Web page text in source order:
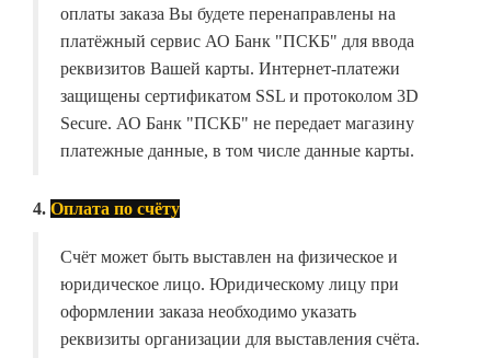
оплаты заказа Вы будете перенаправлены на
платёжный сервис АО Банк "ПСКБ" для ввода
реквизитов Вашей карты. Интернет-платежи
защищены сертификатом SSL и протоколом 3D
Secure. АО Банк "ПСКБ" не передает магазину
платежные данные, в том числе данные карты.
4. Оплата по счёту
Счёт может быть выставлен на физическое и
юридическое лицо. Юридическому лицу при
оформлении заказа необходимо указать
реквизиты организации для выставления счёта.